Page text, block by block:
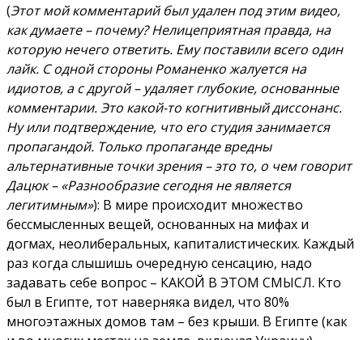
(Этот мой комментарий был удален под этим видео,
как думаете – почему? Нелицеприятная правда, на
которую нечего ответить. Ему поставили всего один
лайк. С одной стороны Романенко жалуется на
идиотов, а с другой – удаляет глубокие, основанные
комментарии. Это какой-то когнитивный диссонанс.
Ну или подтверждение, что его студия занимается
пропагандой. Только пропаганде вредны
альтернативные точки зрения – это то, о чем говорит
Дацюк – «Разнообразие сегодня не является
легитимным»): В мире происходит множество
бессмысленных вещей, основанных на мифах и
догмах, неолиберальных, капиталистических. Каждый
раз когда слышишь очередную сенсацию, надо
задавать себе вопрос – КАКОЙ В ЭТОМ СМЫСЛ. Кто
был в Египте, тот наверняка видел, что 80%
многоэтажных домов там – без крыши. В Египте (как